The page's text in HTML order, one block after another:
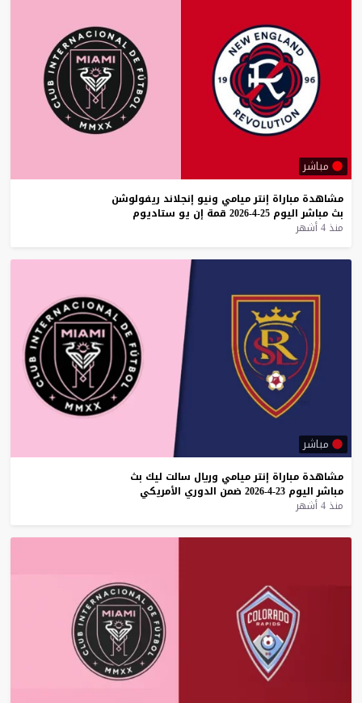
مباشر
مشاهدة مباراة إنترميامي ونيو إنجلاند ريفولوشن
بث مباشر اليوم 25-4-2026 قمة إن يو ستاديوم
منذ 4 أشهر
مباشر
مشاهدة مباراة إنترميامي وريال سالت ليك بث
مباشر اليوم 23-4-2026 ضمن الدوري الأمريكي
منذ 4 أشهر